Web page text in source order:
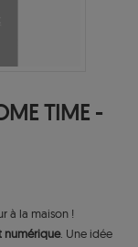
TIME -
à la maison !
numérique. Une idée